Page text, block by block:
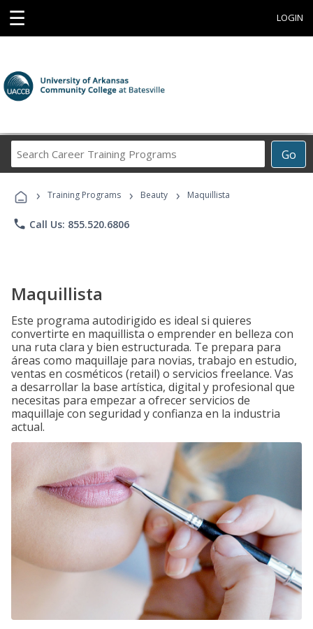
☰ LOGIN
Go
Career
Programs
› Training Programs › Beauty › Maquillista
phone Call Us: 855.520.6806
Maquillista
Este programa autodirigido es ideal si quieres
convertirte en maquillista o emprender en belleza con
una ruta clara y bien estructurada. Te prepara para
áreas como maquillaje para novias, trabajo en estudio,
ventas en cosméticos (retail) o servicios freelance. Vas
a desarrollar la base artística, digital y profesional que
necesitas para empezar a ofrecer servicios de
maquillaje con seguridad y confianza en la industria
actual.